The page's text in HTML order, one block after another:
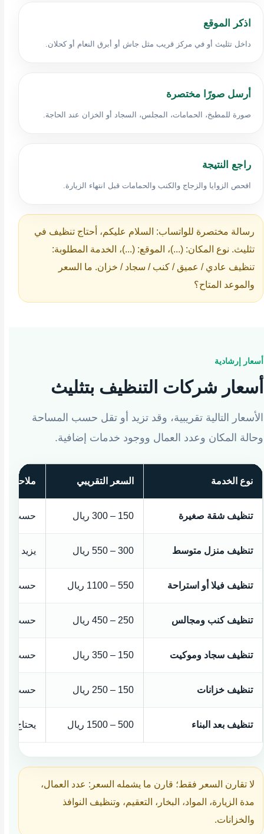
اذكر الموقع
داخل تثليث أو في مركز قريب مثل جاش أو أبرق النعام أو كحلان.
أرسل صورًا مختصرة
صورة للمطبخ، الحمامات، المجلس، السجاد أو الخزان عند الحاجة.
راجع النتيجة
افحص الزوايا والزجاج والكنب والحمامات قبل انتهاء الزيارة.
رسالة مختصرة للواتساب: السلام عليكم، أحتاج تنظيف في
تثليث. نوع المكان: (...)، الموقع: (...)، الخدمة المطلوبة:
تنظيف عادي / عميق / كنب / سجاد / خزان. ما السعر
والموعد المتاح؟
أسعار إرشادية
أسعار شركات التنظيف بتثليث
الأسعار التالية تقريبية، وقد تزيد أو تقل حسب المساحة
وحالة المكان وعدد العمال ووجود خدمات إضافية.
نوع الخدمة السعر التقريبي
تنظيف شقة صغيرة 150 – 300 ريال حسب عدد
تنظيف منزل متوسط 300 – 550 ريال يزيد
تنظيف فيلا أو استراحة 550 – 1100 ريال حسب عدد
تنظيف كنب ومجالس 250 – 450 ريال حسب عدد
تنظيف سجاد وموكيت 150 – 350 ريال حسب
تنظيف خزانات 150 – 250 ريال حسب حجم
تنظيف بعد البناء 500 – 1500 ريال يحتاج
لا تقارن السعر فقط؛ قارن ما يشمله السعر: عدد العمال،
مدة الزيارة، المواد، البخار، التعقيم، وتنظيف النوافذ
والخزانات.